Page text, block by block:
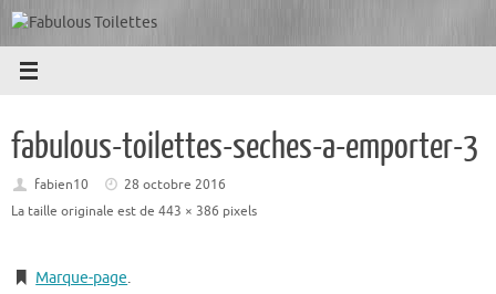
Passer
au
contenu
fabulous-toilettes-seches-a-emporter-3
fabien10
28 octobre 2016
La taille originale est de 443 × 386 pixels
Marque-page.